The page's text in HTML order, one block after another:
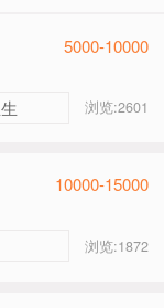
5000-10000
浏览:2601
10000-15000
浏览:1872